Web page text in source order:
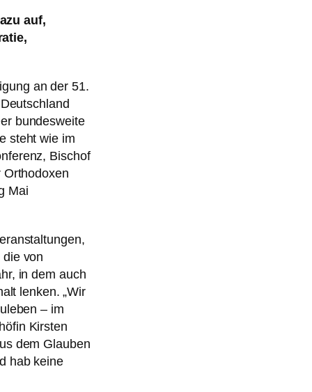
auf,
an der 51.
bundesweite
steht wie im
Bischof
Orthodoxen
Mai
von
in dem auch
lenken. „Wir
– im
Kirsten
dem Glauben
hab keine